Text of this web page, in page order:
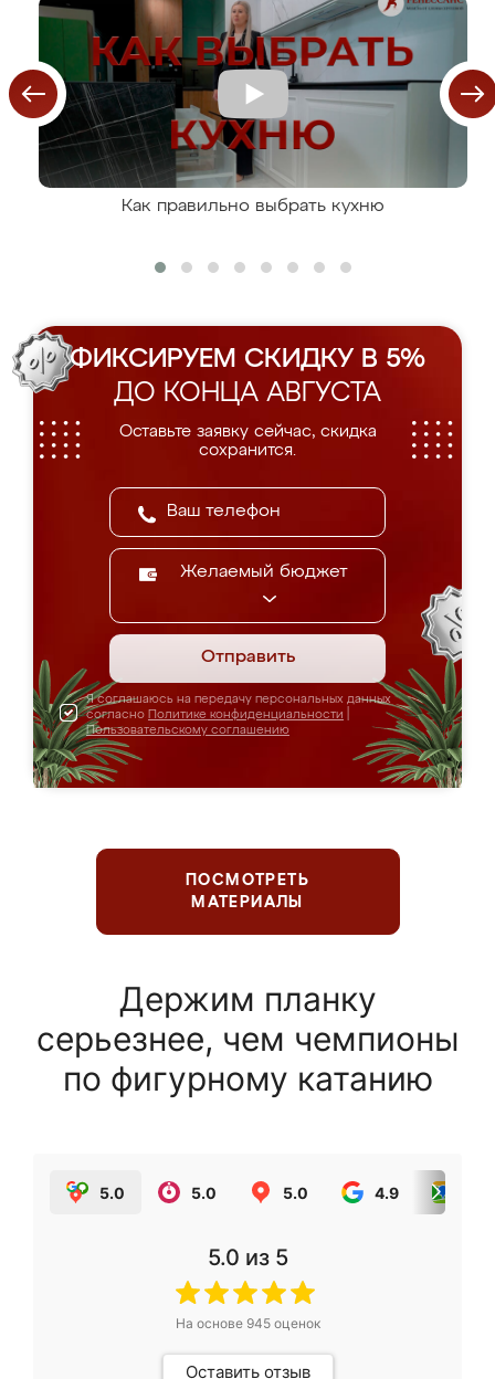
Как правильно выбрать кухню
ФИКСИРУЕМ СКИДКУ В 5%
ДО КОНЦА АВГУСТА
Оставьте заявку сейчас, скидка
сохранится.
Желаемый бюджет
Отправить
Я соглашаюсь на передачу персональных данных
согласно Политике конфиденциальности
Пользовательскому соглашению
ПОСМОТРЕТЬ
МАТЕРИАЛЫ
Держим планку
серьезнее, чем чемпионы
по фигурному катанию
5.0 5.0 5.0 4.9
5.0 из 5
На основе 945оценок
Оставить отзыв